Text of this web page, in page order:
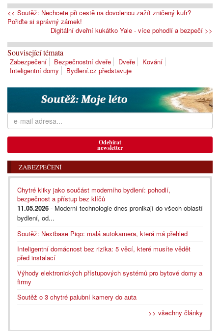
<< Soutěž: Nechcete při cestě na dovolenou zažít zničený kufr?
Pořiďte si správný zámek!
Digitální dveřní kukátko Yale - více pohodlí a bezpečí >>
Související témata
Zabezpečení Bezpečnostní dveře Dveře
Kování
Inteligentní domy
Bydlení.cz představuje
Odebírat
newsletter
ZABEZPEČENÍ
Chytré kliky jako součást moderního bydlení: pohodlí,
bezpečnost a přístup bez klíčů
11.05.2026 - Moderní technologie dnes pronikají do všech oblastí
bydlení, od...
Soutěž: Nextbase Piqo: malá autokamera, která má přehled
Inteligentní domácnost bez rizika: 5 věcí, které musíte vědět
před instalací
Výhody elektronických přístupových systémů pro bytové domy a
firmy
Soutěž o 3 chytré palubní kamery do auta
>> všechny články